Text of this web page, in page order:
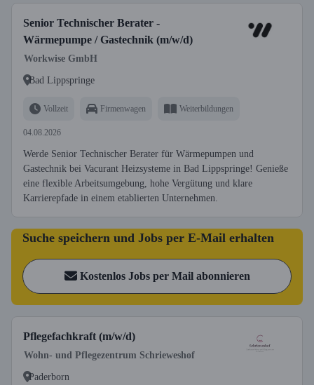
Senior Technischer Berater -
Wärmepumpe / Gastechnik (m/w/d)
Workwise GmbH
Bad Lippspringe
Vollzeit Firmenwagen Weiterbildungen
04.08.2026
Werde Senior Technischer Berater für Wärmepumpen und
Gastechnik bei Vacurant Heizsysteme in Bad Lippspringe! Genieße
eine flexible Arbeitsumgebung, hohe Vergütung und klare
Karrierepfade in einem etablierten Unternehmen.
Suche speichern und Jobs per E-Mail erhalten
Kostenlos Jobs per Mail abonnieren
Pflegefachkraft (m/w/d)
Wohn- und Pflegezentrum Schrieweshof
Paderborn